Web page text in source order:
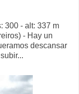
300 - alt: 337 m
- Hay un
descansar